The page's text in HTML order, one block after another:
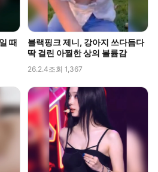
때
블랙핑크 제니, 강아지 쓰다듬다
딱 걸린 아찔한 상의 볼륨감
26.2.4조회 1,367